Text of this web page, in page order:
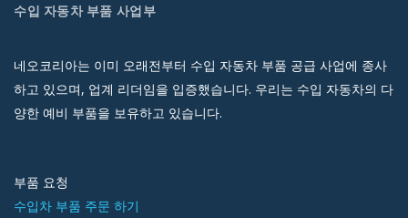
수입 자동차 부품 사업부
네오코리아는 이미 오래전부터 수입 자동차 부품 공급 사업에 종사
하고 있으며, 업계 리더임을 입증했습니다. 우리는 수입 자동차의 다
양한 예비 부품을 보유하고 있습니다.
부품 요청
수입차 부품 주문 하기